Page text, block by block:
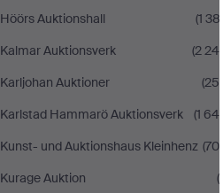
Höörs Auktionshall
(1 382)
Kalmar Auktionsverk
(2 246)
Karljohan Auktioner
(256)
Karlstad Hammarö Auktionsverk
(1 640)
Kunst- und Auktionshaus Kleinhenz (709)
Kurage Auktion
(4)